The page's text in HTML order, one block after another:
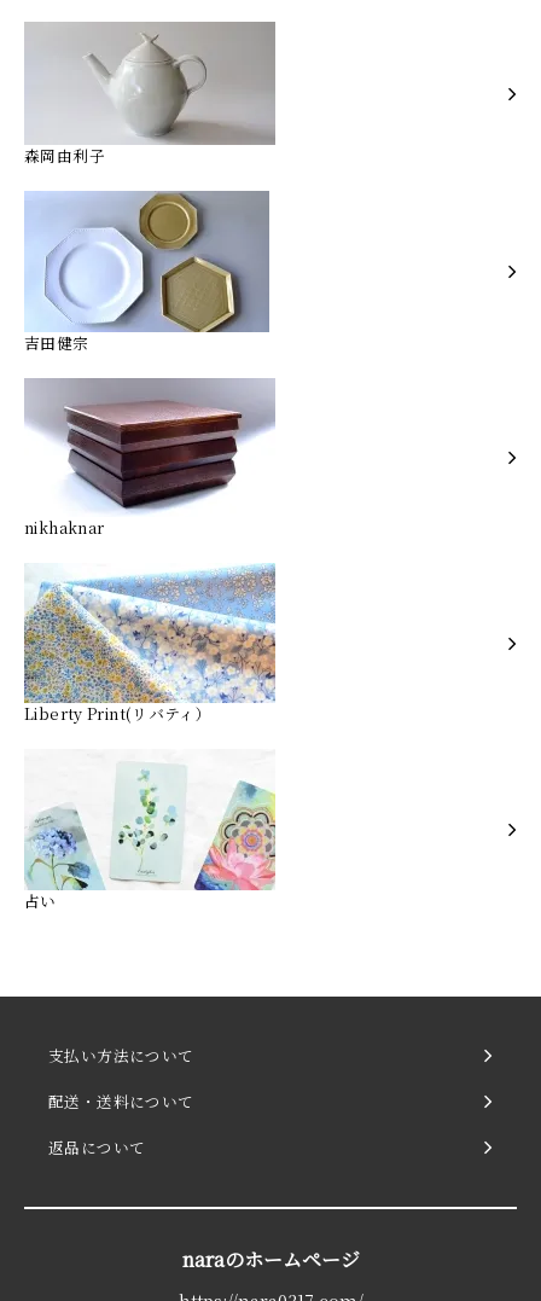
森岡由利子
吉田健宗
nikhaknar
Liberty Print(リバティ）
占い
支払い方法について
配送・送料について
返品について
naraのホームページ